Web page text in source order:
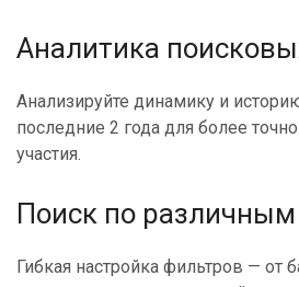
Аналитика
Анализируйте динамику и
последние 2 года для более
участия.
Поиск по
Гибкая настройка фильтров — от